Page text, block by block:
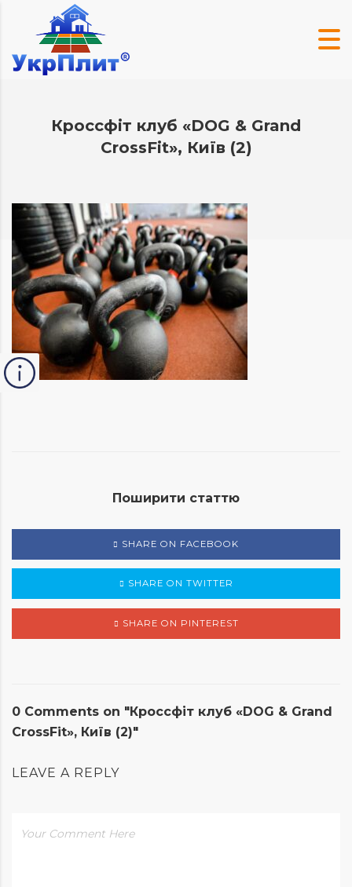
Кроссфіт клуб «DOG & Grand
CrossFit», Київ (2)
Поширити статтю
SHARE ON FACEBOOK
SHARE ON TWITTER
SHARE ON PINTEREST
0 Comments on "Кроссфіт клуб «DOG & Grand
CrossFit», Київ (2)"
LEAVE A REPLY